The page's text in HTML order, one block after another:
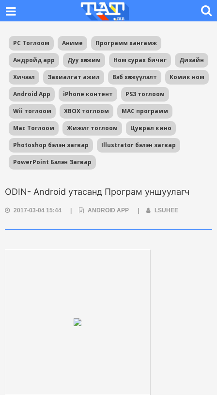
PC Тоглоом Аниме Программ хангамж
Андройд app Дуу хөгжим Ном сурах бичиг Дизайн
Хичээл Захиалгат ажил Вэб хөгжүүлэлт Комик ном
Android App iPhone контент PS3 тоглоом
Wii тоглоом XBOX тоглоом MAC программ
Mac Тоглоом Жижиг тоглоом Цуврал кино
Photoshop бэлэн загвар Illustrator бэлэн загвар
PowerPoint Бэлэн Загвар
ODIN- Android утасанд Програм уншуулагч
2017-03-04 15:44 ANDROID APP LSUHEE